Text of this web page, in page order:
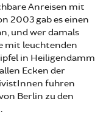
Anreisen mit
2003 gab es einen
und wer damals
mit leuchtenden
in Heiligendamm
Ecken der
fuhren
Berlin zu den